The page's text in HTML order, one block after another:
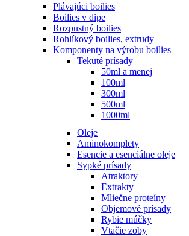
Plávajúci boilies
Boilies v dipe
Rozpustný boilies
Rohlíkový boilies, extrudy
Komponenty na výrobu boilies
Tekuté prísady
50ml a menej
100ml
300ml
500ml
1000ml
Oleje
Aminokomplety
Esencie a esenciálne oleje
Sypké prísady
Atraktory
Extrakty
Mliečne proteíny
Objemové prísady
Rybie múčky
Vtačie zoby